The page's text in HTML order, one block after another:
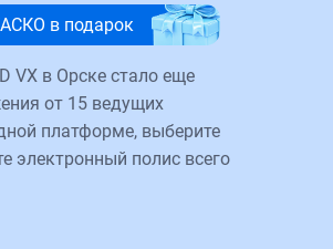
в подарок
VX в Орске стало еще
от 15 ведущих
платформе, выберите
электронный полис всего